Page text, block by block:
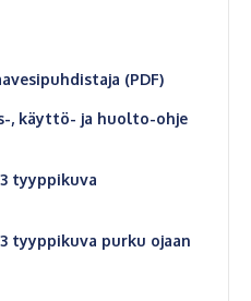
(PDF)
, käyttö- ja huolto-ohje
tyyppikuva
tyyppikuva purku ojaan